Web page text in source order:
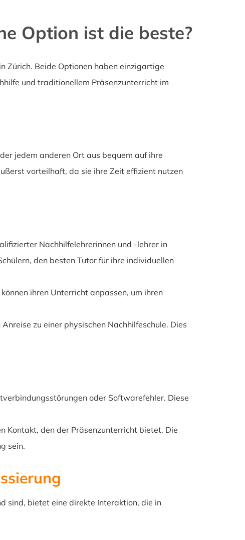
Option ist die beste?
Zürich. Beide Optionen haben einzigartige
und traditionellem Präsenzunterricht im
jedem anderen Ort aus bequem auf ihre
vorteilhaft, da sie ihre Zeit effizient nutzen
Nachhilfelehrerinnen und -lehrer in
den besten Tutor für ihre individuellen
ihren Unterricht anpassen, um ihren
zu einer physischen Nachhilfeschule. Dies
oder Softwarefehler. Diese
Kontakt, den der Präsenzunterricht bietet. Die
sein.
sind, bietet eine direkte Interaktion, die in